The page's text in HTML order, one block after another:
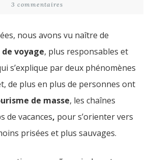
3 commentaires
nous avons vu naître de
voyage, plus responsables et
s’explique par deux phénomènes
de plus en plus de personnes ont
de masse, les chaînes
de vacances, pour s’orienter vers
prisées et plus sauvages.